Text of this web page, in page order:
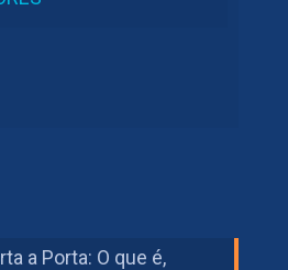
a Porta: O que é,